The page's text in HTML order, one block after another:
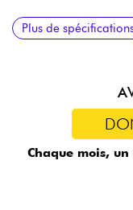
Plus de
Chaque mois,